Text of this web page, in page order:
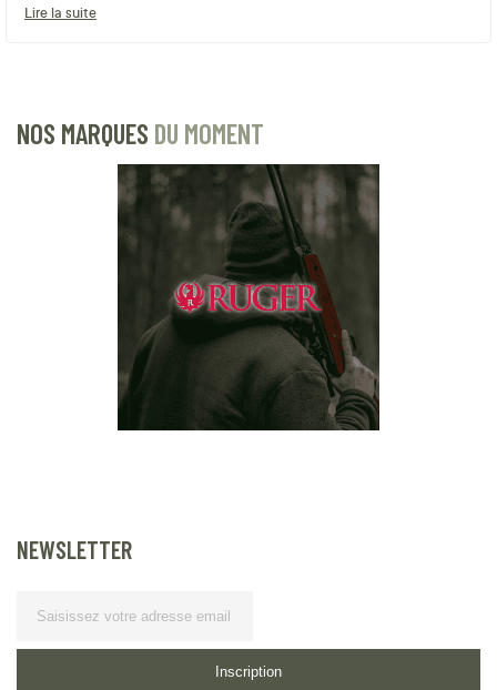
Lire la suite
NOS MARQUES DU MOMENT
NEWSLETTER
Inscription